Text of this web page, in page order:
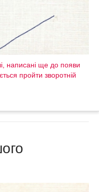
написані ще до появи
пройти зворотній